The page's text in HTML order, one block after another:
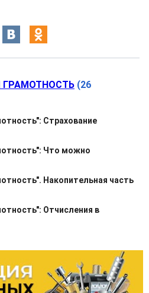
ГРАМОТНОСТЬ (26
Страхование
Что можно
Накопительная часть
Отчисления в